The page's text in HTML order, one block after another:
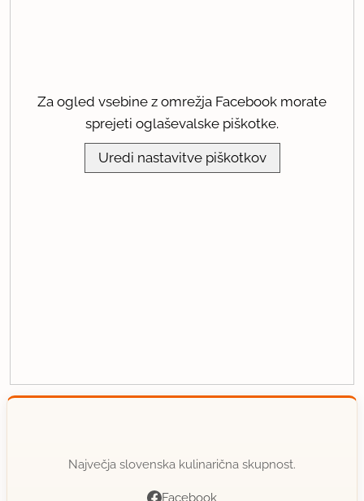
Za ogled vsebine z omrežja Facebook morate
sprejeti oglaševalske piškotke.
Uredi nastavitve piškotkov
Največja slovenska kulinarična skupnost.
Facebook